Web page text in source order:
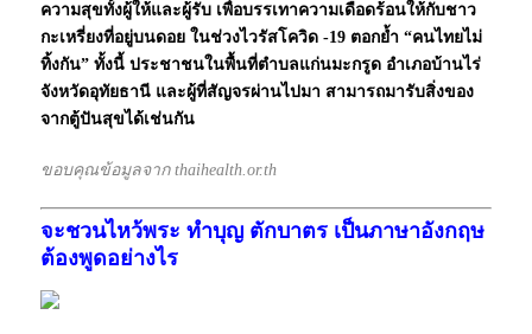
ความสุขทั้งผู้ให้และผู้รับ เพื่อบรรเทาความเดือดร้อนให้กับชาว
กะเหรี่ยงที่อยู่บนดอย ในช่วงไวรัสโควิด -19 ตอกย้ำ “คนไทยไม่
ทิ้งกัน” ทั้งนี้ ประชาชนในพื้นที่ตำบลแก่นมะกรูด อำเภอบ้านไร่
จังหวัดอุทัยธานี และผู้ที่สัญจรผ่านไปมา สามารถมารับสิ่งของ
จากตู้ปันสุขได้เช่นกัน
ขอบคุณข้อมูลจาก thaihealth.or.th
จะชวนไหว้พระ ทำบุญ ตักบาตร เป็นภาษาอังกฤษ
ต้องพูดอย่างไร